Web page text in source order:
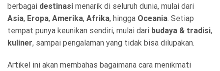
berbagai destinasi menarik di seluruh dunia, mulai dari
Asia, Eropa, Amerika, Afrika, hingga Oceania. Setiap
tempat punya keunikan sendiri, mulai dari budaya & tradisi,
kuliner, sampai pengalaman yang tidak bisa dilupakan.
Artikel ini akan membahas bagaimana cara menikmati